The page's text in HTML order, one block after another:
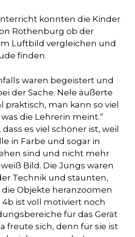
konnten die Kinder
Rothenburg ob der
Luftbild vergleichen und
finden.
waren begeistert und
der Sache. Nele äußerte
praktisch, man kann so viel
die Lehrerin meint.“
es viel schöner ist, weil
in Farbe und sogar in
sind und nicht mehr
Bild. Die Jungs waren
Technik und staunten,
Objekte heranzoomen
4b ist voll motiviert noch
für das Gerät
freute sich, denn für sie ist